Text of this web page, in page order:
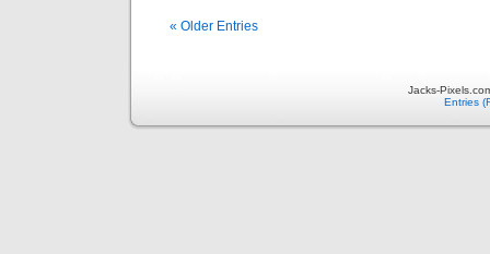
« Older Entries
Jacks-
Entries